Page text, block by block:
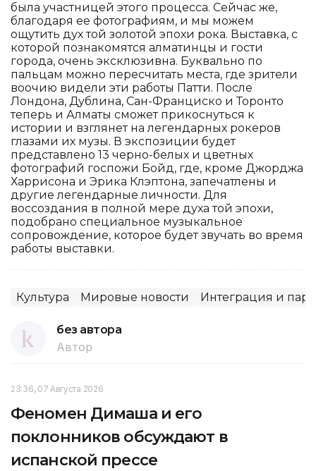
была участницей этого процесса. Сейчас же,
благодаря ее фотографиям, и мы можем
ощутить дух той золотой эпохи рока. Выставка, с
которой познакомятся алматинцы и гости
города, очень эксклюзивна. Буквально по
пальцам можно пересчитать места, где зрители
воочию видели эти работы Патти. После
Лондона, Дублина, Сан-Франциско и Торонто
теперь и Алматы сможет прикоснуться к
истории и взглянет на легендарных рокеров
глазами их музы. В экспозиции будет
представлено 13 черно-белых и цветных
фотографий госпожи Бойд, где, кроме Джорджа
Харрисона и Эрика Клэптона, запечатлены и
другие легендарные личности. Для
воссоздания в полной мере духа той эпохи,
подобрано специальное музыкальное
сопровождение, которое будет звучать во время
работы выставки.
Культура Мировые новости Интеграция и
без автора
Автор
23:36, 07 Августа 2026
Феномен Димаша и его
поклонников обсуждают в
испанской прессе